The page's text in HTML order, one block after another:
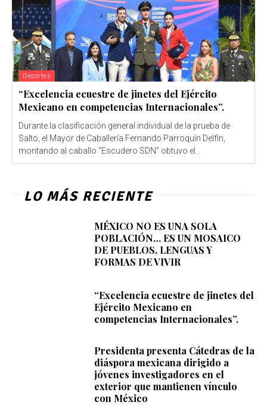
Deportes
“Excelencia ecuestre de jinetes del Ejército
Mexicano en competencias Internacionales”.
Durante la clasificación general individual de la prueba de
Salto, el Mayor de Caballería Fernando Parroquín Delfín,
montando al caballo “Escudero SDN” obtuvo el...
LO MÁS RECIENTE
MÉXICO NO ES UNA SOLA
POBLACIÓN… ES UN MOSAICO
DE PUEBLOS, LENGUAS Y
FORMAS DE VIVIR
“Excelencia ecuestre de jinetes del
Ejército Mexicano en
competencias Internacionales”.
Presidenta presenta Cátedras de la
diáspora mexicana dirigido a
jóvenes investigadores en el
exterior que mantienen vínculo
con México